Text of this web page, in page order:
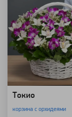
Токио
корзина с орхидеями